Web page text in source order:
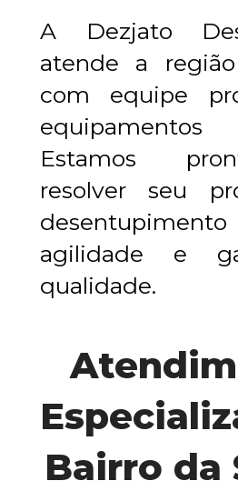
A Dezjato
atende a
com equipe
equipamentos
Estamos
resolver seu
agilidade e
qualidade.
Bairro da